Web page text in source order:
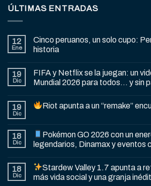
ÚLTIMAS ENTRADAS
12
Ene
Cinco peruanos, un solo cupo:
historia
19
Dic
FIFA y Netflix se la juegan: un
Mundial 2026 para todos… y sin
19
Dic
Riot apunta a un “remake”
18
Dic
Pokémon GO 2026 con un
legendarios, Dinamax y eventos
18
Dic
Stardew Valley 1.7 apunta a
más vida social y una granja